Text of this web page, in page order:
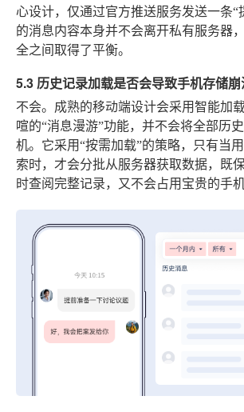
心设计，仅通过官方推送服务发送一条“
的消息内容本身并不会离开私有服务器
全之间取得了平衡。
5.3 历史记录加载是否会导致手机存储崩
不会。成熟的移动端设计会采用智能加
喧的“消息漫游”功能，并不会将全部历
机。它采用“按需加载”的策略，只有当
索时，才会分批从服务器获取数据，既
时查阅完整记录，又不会占用宝贵的手